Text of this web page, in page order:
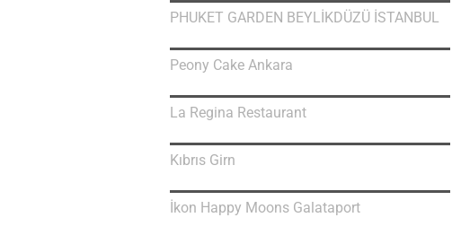
PHUKET GARDEN BEYLİKDÜZÜ İSTANBUL
Peony Cake Ankara
La Regina Restaurant
Kıbrıs Girn
İkon Happy Moons Galataport